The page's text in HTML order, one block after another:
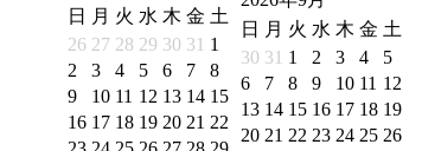
日
月 火 水 木 金 土
26 27 28 29 30 31 1
2
3 4 5 6 7
8
9
10 11 12 13 14 15
16 17 18 19 20 21 22
日
月 火 水 木 金 土
30 31 1 2 3 4
5
6
7 8 9 10 11 12
13 14 15 16 17 18 19
20 21 22 23 24 25 26